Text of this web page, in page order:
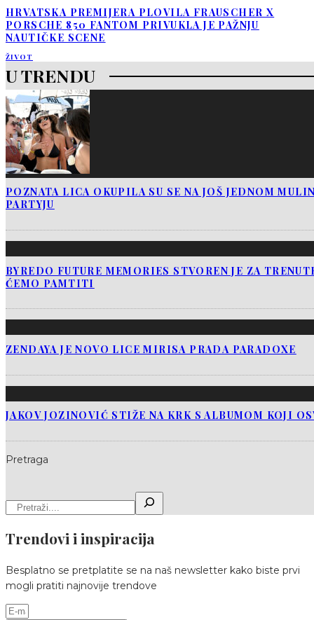
HRVATSKA PREMIJERA PLOVILA FRAUSCHER X
PORSCHE 850 FANTOM PRIVUKLA JE PAŽNJU
NAUTIČKE SCENE
ŽIVOT
U TRENDU
POZNATA LICA OKUPILA SU SE NA JOŠ JEDNOM
PARTYJU
BYREDO FUTURE MEMORIES STVOREN JE ZA
ĆEMO PAMTITI
ZENDAYA JE NOVO LICE MIRISA PRADA PARADOXE
JAKOV JOZINOVIĆ STIŽE NA KRK S ALBUMOM KOJI
Pretraga
Trendovi i inspiracija
Besplatno se pretplatite se na naš newsletter kako biste prvi
mogli pratiti najnovije trendove